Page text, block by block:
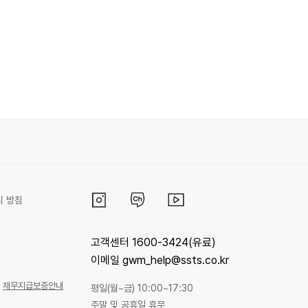
방침
채무지급보증안내
고객센터 1600-3424(유료)
이메일 gwm_help@ssts.co.kr
평일(월~금) 10:00~17:30
주말 및 공휴일 휴무